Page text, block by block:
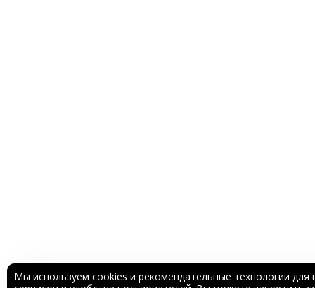
Мы используем cookies и рекомендательные технологии для